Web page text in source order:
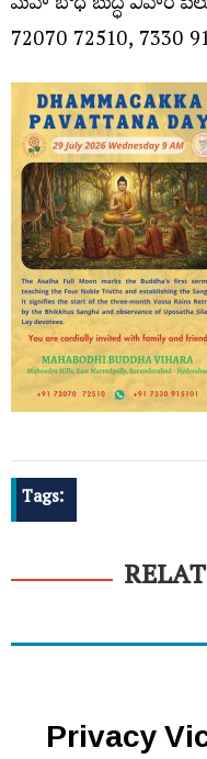
72070 72510‬‬‬‬, ‪‪‪7330
Tags:
Privacy